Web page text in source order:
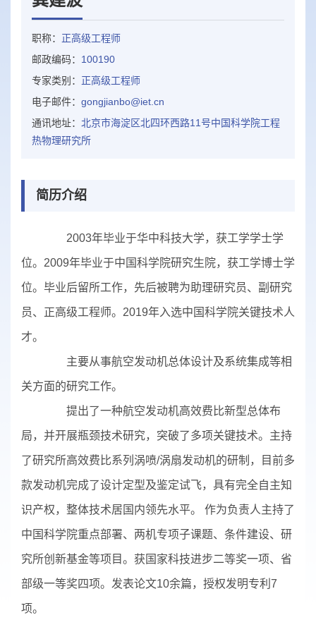
职称： 正高级工程师
邮政编码： 100190
专家类别： 正高级工程师
电子邮件： gongjianbo@iet.cn
通讯地址： 北京市海淀区北四环西路11号中国科学院工程
热物理研究所
简历介绍
2003年毕业于华中科技大学，获工学学士学
位。2009年毕业于中国科学院研究生院，获工学博士学
位。毕业后留所工作，先后被聘为助理研究员、副研究
员、正高级工程师。2019年入选中国科学院关键技术人
才。
主要从事航空发动机总体设计及系统集成等相
关方面的研究工作。
提出了一种航空发动机高效费比新型总体布
局，并开展瓶颈技术研究，突破了多项关键技术。主持
了研究所高效费比系列涡喷/涡扇发动机的研制，目前多
款发动机完成了设计定型及鉴定试飞，具有完全自主知
识产权，整体技术居国内领先水平。 作为负责人主持了
中国科学院重点部署、两机专项子课题、条件建设、研
究所创新基金等项目。获国家科技进步二等奖一项、省
部级一等奖四项。发表论文10余篇，授权发明专利7
项。